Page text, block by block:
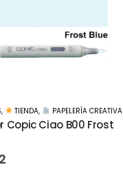
, TIENDA, PAPELERÍA CREATIVA
Ciao B02 Robbins